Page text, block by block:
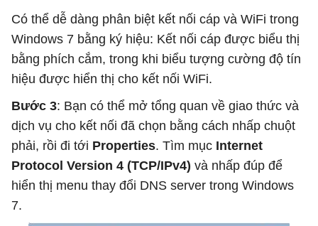
Có thể dễ dàng phân biệt kết nối cáp và WiFi trong
Windows 7 bằng ký hiệu: Kết nối cáp được biểu thị
bằng phích cắm, trong khi biểu tượng cường độ tín
hiệu được hiển thị cho kết nối WiFi.
Bước 3: Bạn có thể mở tổng quan về giao thức và
dịch vụ cho kết nối đã chọn bằng cách nhấp chuột
phải, rồi đi tới Properties. Tìm mục Internet
Protocol Version 4 (TCP/IPv4) và nhấp đúp để
hiển thị menu thay đổi DNS server trong Windows
7.